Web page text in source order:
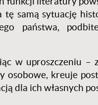
tę samą sytuację
państwa,
w uproszczeniu – z
osobowe, kreuje
dla ich własnych